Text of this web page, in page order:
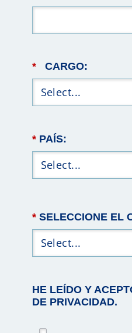
* CARGO:
* PAÍS:
* SELECCIONE EL
HE LEÍDO Y
DE PRIVACIDAD.